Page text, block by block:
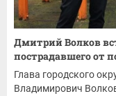
Дмитрий Волков
пострадавшего от
Глава городского
Владимирович